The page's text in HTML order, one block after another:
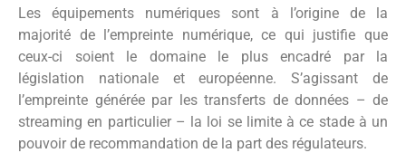
Les équipements numériques sont à l’origine de la
majorité de l’empreinte numérique, ce qui justifie que
ceux-ci soient le domaine le plus encadré par la
législation nationale et européenne. S’agissant de
l’empreinte générée par les transferts de données – de
streaming en particulier – la loi se limite à ce stade à un
pouvoir de recommandation de la part des régulateurs.